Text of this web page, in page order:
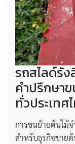
รถสไลด์รัง
คำปรึกษาข
ทั่วประเทศ
การขนย้ายต้นไม้
สำหรับธุรกิจขาย